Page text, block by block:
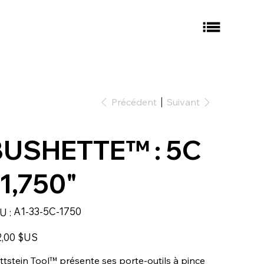
Précédent Suivant
: 5C
:
SKU
A1-
1750
A1-33-5C-1750
$US
Tool™ présente ses porte-outils à pince